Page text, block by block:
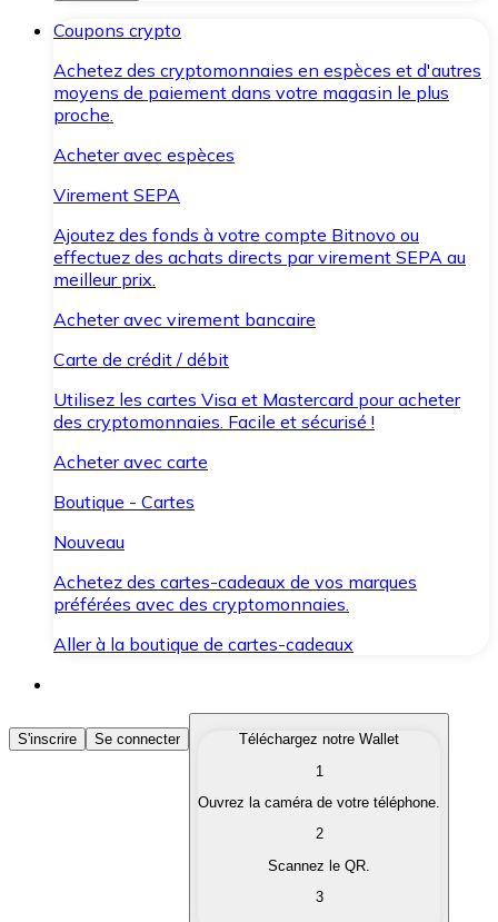
Coupons crypto
Achetez des cryptomonnaies en espèces et d'autres
moyens de paiement dans votre magasin le plus
proche.
Acheter avec espèces
Virement SEPA
Ajoutez des fonds à votre compte Bitnovo ou
effectuez des achats directs par virement SEPA au
meilleur prix.
Acheter avec virement bancaire
Carte de crédit / débit
Utilisez les cartes Visa et Mastercard pour acheter
des cryptomonnaies. Facile et sécurisé !
Acheter avec carte
Boutique - Cartes
Nouveau
Achetez des cartes-cadeaux de vos marques
préférées avec des cryptomonnaies.
Aller à la boutique de cartes-cadeaux
Acheter des Cryptomonnaies
Achetez les cryptomonnaies qui vous intéressent
Convertissez vos cryptomonnaies en monnaie
S'inscrire Se connecter
Téléchargez notre Wallet
1
Ouvrez la caméra de votre téléphone.
2
Scannez le QR.
3